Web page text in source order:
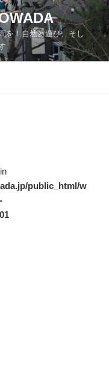
を！自然と遊び、そし
public_html/w